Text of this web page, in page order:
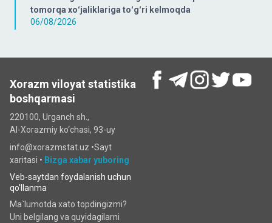
tomorqa xoʻjaliklariga toʻgʻri kelmoqda
06/08/2026
Xorazm viloyat statistika
boshqarmasi
220100, Urganch sh.,
Al-Xorazmiy ko‘chаsi, 93-uy
info@xorazmstat.uz •Sayt
xaritasi • Bizga xabar yuboring
Veb-saytdan foydalanish uchun
qo'llanma
Ma`lumotda xato topdingizmi?
Uni belgilang va quyidagilarni